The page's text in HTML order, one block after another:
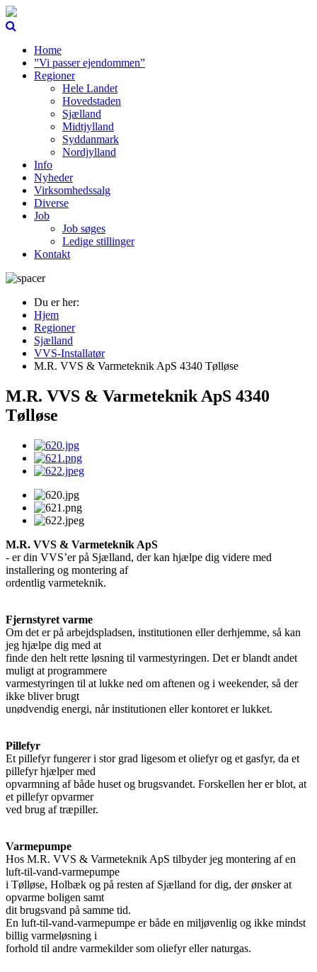
Home
”Vi passer ejendommen”
Regioner
Hele Landet
Hovedstaden
Sjælland
Midtjylland
Syddanmark
Nordjylland
Info
Nyheder
Virksomhedssalg
Diverse
Job
Job søges
Ledige stillinger
Kontakt
Du er her:
Hjem
Regioner
Sjælland
VVS-Installatør
M.R. VVS & Varmeteknik ApS 4340 Tølløse
M.R. VVS & Varmeteknik ApS 4340
Tølløse
M.R. VVS & Varmeteknik ApS
- er din VVS’er på Sjælland, der kan hjælpe dig videre med
installering og montering af
ordentlig varmeteknik.
Fjernstyret varme
Om det er på arbejdspladsen, institutionen eller derhjemme, så kan
jeg hjælpe dig med at
finde den helt rette løsning til varmestyringen. Det er blandt andet
muligt at programmere
varmestyringen til at lukke ned om aftenen og i weekender, så der
ikke bliver brugt
unødvendig energi, når institutionen eller kontoret er lukket.
Pillefyr
Et pillefyr fungerer i stor grad ligesom et oliefyr og et gasfyr, da et
pillefyr hjælper med
opvarmning af både huset og brugsvandet. Forskellen her er blot, at
et pillefyr opvarmer
ved brug af træpiller.
Varmepumpe
Hos M.R. VVS & Varmeteknik ApS tilbyder jeg montering af en
luft-til-vand-varmepumpe
i Tølløse, Holbæk og på resten af Sjælland for dig, der ønsker at
opvarme boligen samt
dit brugsvand på samme tid.
En luft-til-vand-varmepumpe er både en miljøvenlig og ikke mindst
billig varmeløsning i
forhold til andre varmekilder som oliefyr eller naturgas.